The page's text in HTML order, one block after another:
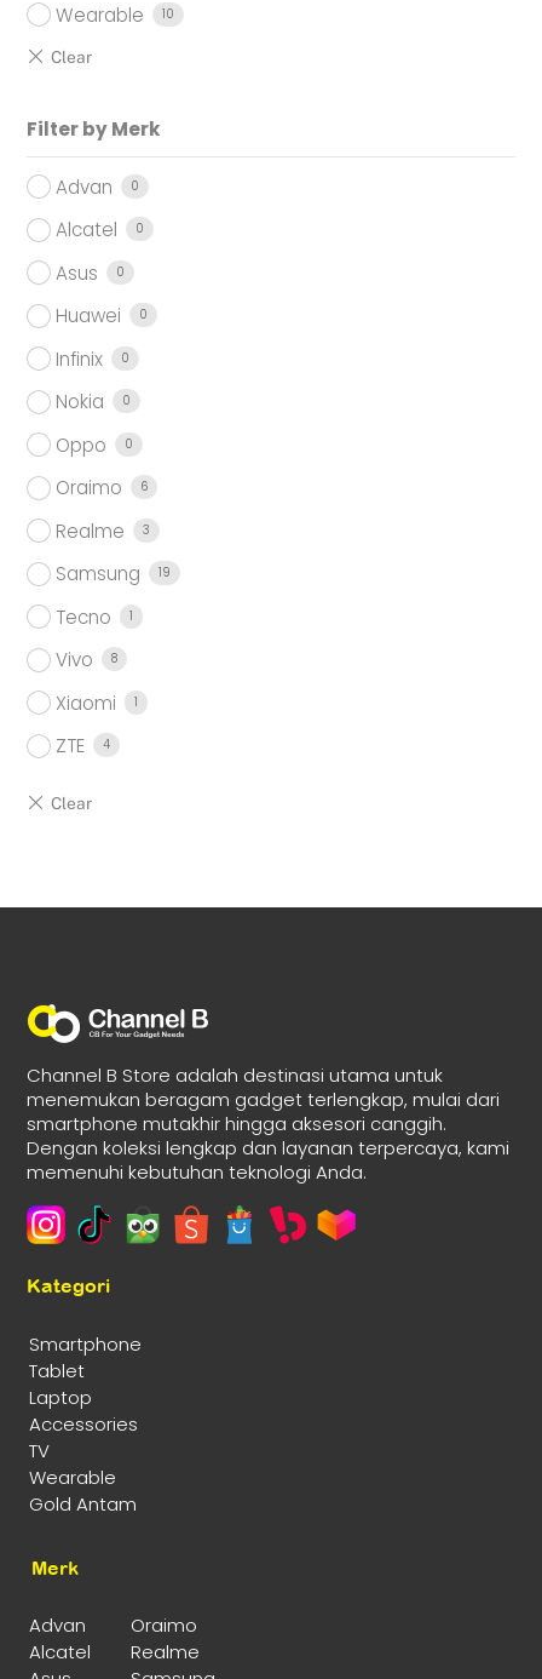
Wearable 10
Filter by Merk
Advan 0
Alcatel 0
Asus 0
Huawei 0
Infinix 0
Nokia 0
Oppo 0
Oraimo 6
Realme 3
Samsung 19
Tecno 1
Vivo 8
Xiaomi 1
ZTE 4
Channel B Store adalah destinasi utama untuk
menemukan beragam gadget terlengkap, mulai dari
smartphone mutakhir hingga aksesori canggih.
Dengan koleksi lengkap dan layanan terpercaya, kami
memenuhi kebutuhan teknologi Anda.
Kategori
Smartphone
Tablet
Laptop
Accessories
TV
Wearable
Gold Antam
Merk
Advan
Oraimo
Alcatel
Realme